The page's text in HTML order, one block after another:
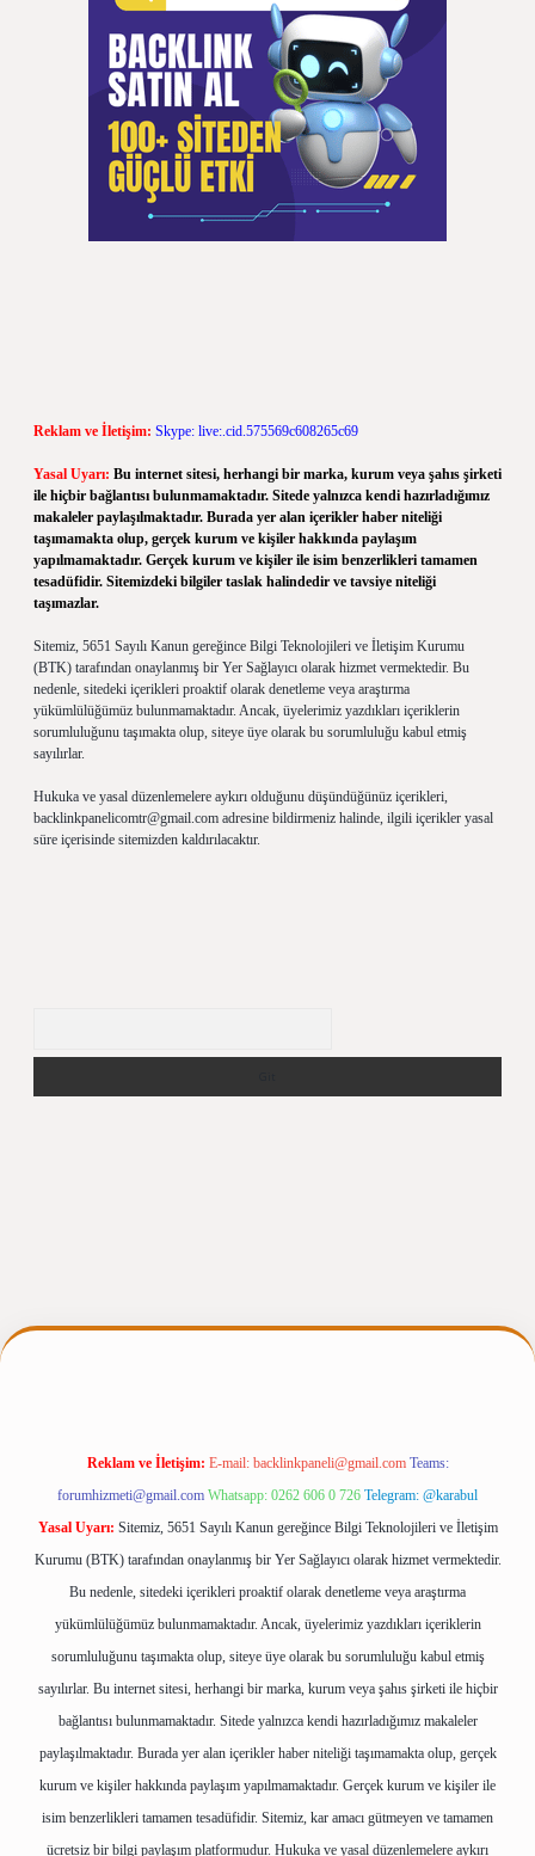
Reklam ve İletişim: Skype: live:.cid.575569c608265c69
Yasal Uyarı: Bu internet sitesi, herhangi bir marka, kurum veya şahıs şirketi
ile hiçbir bağlantısı bulunmamaktadır. Sitede yalnızca kendi hazırladığımız
makaleler paylaşılmaktadır. Burada yer alan içerikler haber niteliği
taşımamakta olup, gerçek kurum ve kişiler hakkında paylaşım
yapılmamaktadır. Gerçek kurum ve kişiler ile isim benzerlikleri tamamen
tesadüfidir. Sitemizdeki bilgiler taslak halindedir ve tavsiye niteliği
taşımazlar.
Sitemiz, 5651 Sayılı Kanun gereğince Bilgi Teknolojileri ve İletişim Kurumu
(BTK) tarafından onaylanmış bir Yer Sağlayıcı olarak hizmet vermektedir. Bu
nedenle, sitedeki içerikleri proaktif olarak denetleme veya araştırma
yükümlülüğümüz bulunmamaktadır. Ancak, üyelerimiz yazdıkları içeriklerin
sorumluluğunu taşımakta olup, siteye üye olarak bu sorumluluğu kabul etmiş
sayılırlar.
Hukuka ve yasal düzenlemelere aykırı olduğunu düşündüğünüz içerikleri,
backlinkpanelicomtr@gmail.com adresine bildirmeniz halinde, ilgili içerikler yasal
süre içerisinde sitemizden kaldırılacaktır.
Reklam ve İletişim: E-mail: backlinkpaneli@gmail.com Teams:
forumhizmeti@gmail.com Whatsapp: 0262 606 0 726 Telegram: @karabul
Yasal Uyarı: Sitemiz, 5651 Sayılı Kanun gereğince Bilgi Teknolojileri ve İletişim
Kurumu (BTK) tarafından onaylanmış bir Yer Sağlayıcı olarak hizmet vermektedir.
Bu nedenle, sitedeki içerikleri proaktif olarak denetleme veya araştırma
yükümlülüğümüz bulunmamaktadır. Ancak, üyelerimiz yazdıkları içeriklerin
sorumluluğunu taşımakta olup, siteye üye olarak bu sorumluluğu kabul etmiş
sayılırlar. Bu internet sitesi, herhangi bir marka, kurum veya şahıs şirketi ile hiçbir
bağlantısı bulunmamaktadır. Sitede yalnızca kendi hazırladığımız makaleler
paylaşılmaktadır. Burada yer alan içerikler haber niteliği taşımamakta olup, gerçek
kurum ve kişiler hakkında paylaşım yapılmamaktadır. Gerçek kurum ve kişiler ile
isim benzerlikleri tamamen tesadüfidir. Sitemiz, kar amacı gütmeyen ve tamamen
ücretsiz bir bilgi paylaşım platformudur. Hukuka ve yasal düzenlemelere aykırı